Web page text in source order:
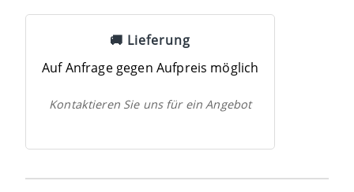
🚚 Lieferung
Auf Anfrage gegen Aufpreis möglich
Kontaktieren Sie uns für ein Angebot